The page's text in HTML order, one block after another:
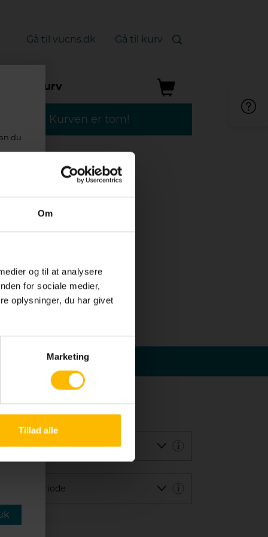
Om
og til at analysere
for sociale medier,
oplysninger, du har givet
Marketing
Tillad alle
Gå til vucns.dk Gå til kurv
Din Kurv
Kurven er tom!
du